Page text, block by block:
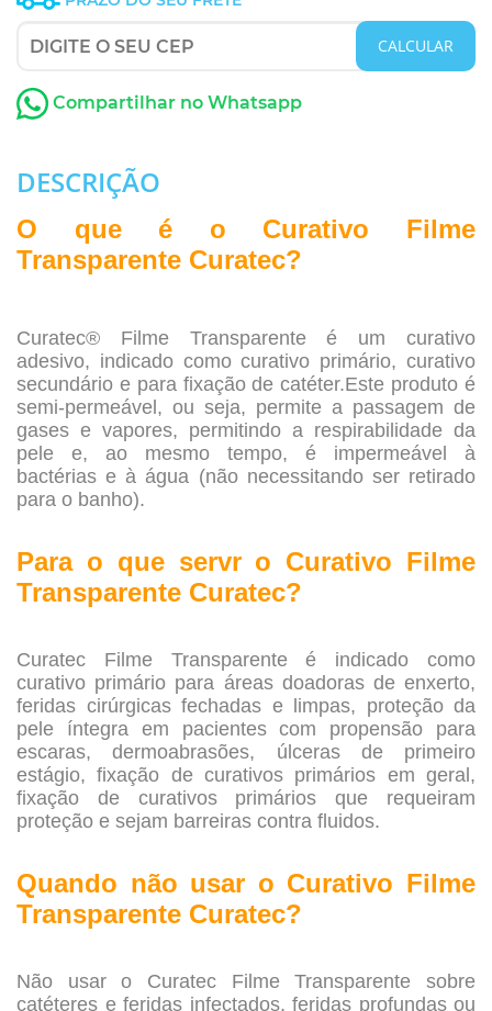
CALCULAR
Compartilhar no Whatsapp
DESCRIÇÃO
O que é o Curativo Filme
Transparente Curatec?
Curatec® Filme Transparente é um curativo
adesivo, indicado como curativo primário, curativo
secundário e para fixação de catéter.Este produto é
semi-permeável, ou seja, permite a passagem de
gases e vapores, permitindo a respirabilidade da
pele e, ao mesmo tempo, é impermeável à
bactérias e à água (não necessitando ser retirado
para o banho).
Para o que servr o Curativo Filme
Transparente Curatec?
Curatec Filme Transparente é indicado como
curativo primário para áreas doadoras de enxerto,
feridas cirúrgicas fechadas e limpas, proteção da
pele íntegra em pacientes com propensão para
escaras, dermoabrasões, úlceras de primeiro
estágio, fixação de curativos primários em geral,
fixação de curativos primários que requeiram
proteção e sejam barreiras contra fluidos.
Quando não usar o Curativo Filme
Transparente Curatec?
Não usar o Curatec Filme Transparente sobre
catéteres e feridas infectados, feridas profundas ou